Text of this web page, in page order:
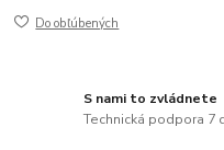
Do obľúbených
S nami to zvládnete
Technická podpora 7